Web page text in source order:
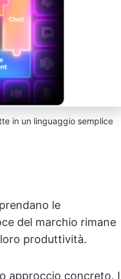
in un linguaggio semplice
le
del marchio rimane
produttività.
approccio concreto. I